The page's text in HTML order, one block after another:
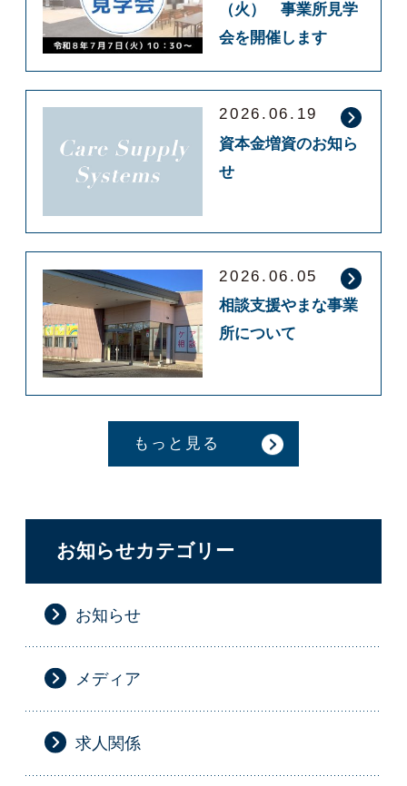
（火） 事業所見学
会を開催します
2026.06.19
資本金増資のお知ら
せ
2026.06.05
相談支援やまな事業
所について
もっと見る
お知らせカテゴリー
お知らせ
メディア
求人関係